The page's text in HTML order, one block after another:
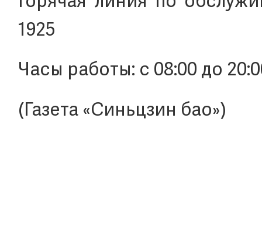
1925
Часы работы: с 08:00 до
(Газета «Синьцзин бао»)